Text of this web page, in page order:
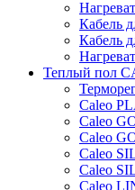
Кабель
Кабель
Теплый пол
Caleo
Caleo
Caleo
Caleo
Caleo
Caleo